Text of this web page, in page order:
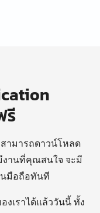
รี
สามารถดาวน์โหลด
งานที่คุณสนใจ จะมี
นมือถือทันที
งเราได้แล้ววันนี้ ทั้ง